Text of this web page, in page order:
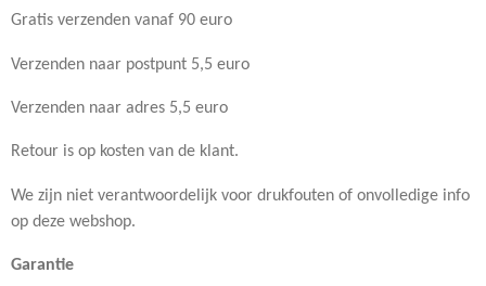
Gratis verzenden vanaf 90 euro
Verzenden naar postpunt 5,5 euro
Verzenden naar adres 5,5 euro
Retour is op kosten van de klant.
We zijn niet verantwoordelijk voor drukfouten of onvolledige info
op deze webshop.
Garantie